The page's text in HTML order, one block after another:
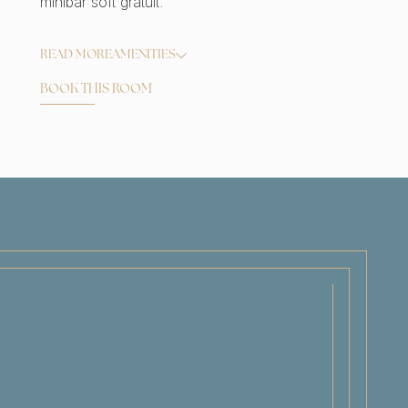
READ MOREAMENITIES
BOOK THIS ROOM